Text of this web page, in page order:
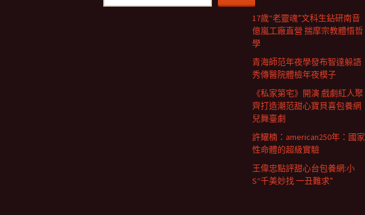
17歲“老靈魂”文科生鉆研南音
億嵐工廠直營 揣摩宗教體悟哲
學
青海師范年夜學發布智達躲語
秀傳醫院體檢年夜模子
《私家第宅》開演 戲劇紅人聚
齊打造潮范甜心寶貝喜包養網
兒舞臺劇
許耀楠：american250年：國家
性命體的超級實驗
王偉忠點評甜心台包養網:小
S“千美妙找 一丑難求”